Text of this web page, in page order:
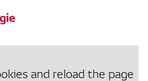
and reload the page